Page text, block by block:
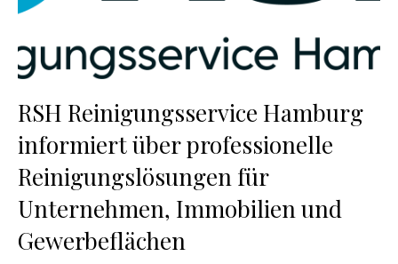
RSH Reinigungsservice Hamburg
informiert über professionelle
Reinigungslösungen für
Unternehmen, Immobilien und
Gewerbeflächen